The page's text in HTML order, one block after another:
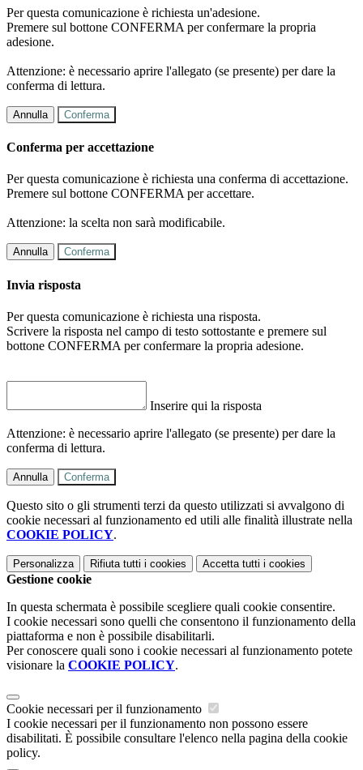
Per questa comunicazione è richiesta un'adesione.
Premere sul bottone CONFERMA per confermare la propria
adesione.
Attenzione: è necessario aprire l'allegato (se presente) per dare la
conferma di lettura.
Annulla Conferma
Conferma per accettazione
Per questa comunicazione è richiesta una conferma di accettazione.
Premere sul bottone CONFERMA per accettare.
Attenzione: la scelta non sarà modificabile.
Annulla Conferma
Invia risposta
Per questa comunicazione è richiesta una risposta.
Scrivere la risposta nel campo di testo sottostante e premere sul
bottone CONFERMA per confermare la propria adesione.
Inserire qui la risposta
Attenzione: è necessario aprire l'allegato (se presente) per dare la
conferma di lettura.
Annulla Conferma
Questo sito o gli strumenti terzi da questo utilizzati si avvalgono di
cookie necessari al funzionamento ed utili alle finalità illustrate nella
COOKIE POLICY.
Personalizza Rifiuta tutti i cookies Accetta tutti i cookies
Gestione cookie
In questa schermata è possibile scegliere quali cookie consentire.
I cookie necessari sono quelli che consentono il funzionamento della
piattaforma e non è possibile disabilitarli.
Per conoscere quali sono i cookie necessari al funzionamento potete
visionare la COOKIE POLICY.
Cookie necessari per il funzionamento
I cookie necessari per il funzionamento non possono essere
disabilitati. È possibile consultare l'elenco nella pagina della cookie
policy.